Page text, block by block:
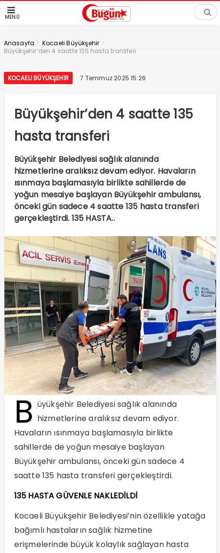
MENÜ
Anasayfa > Kocaeli Büyükşehir >
Büyükşehir’den 4 saatte 135 hasta transferi
KOCAELI BÜYÜKŞEHIR 7 Temmuz 2025 15:26
Büyükşehir’den 4 saatte 135
hasta transferi
Büyükşehir Belediyesi sağlık alanında
hizmetlerine aralıksız devam ediyor. Havaların
ısınmaya başlamasıyla birlikte sahillerde de
yoğun mesaiye başlayan Büyükşehir ambulansı,
önceki gün sadece 4 saatte 135 hasta transferi
gerçekleştirdi. 135 HASTA..
B üyükşehir Belediyesi sağlık alanında
hizmetlerine aralıksız devam ediyor.
Havaların ısınmaya başlamasıyla birlikte
sahillerde de yoğun mesaiye başlayan
Büyükşehir ambulansı, önceki gün sadece 4
saatte 135 hasta transferi gerçekleştirdi.
135 HASTA GÜVENLE NAKLEDİLDİ
Kocaeli Büyükşehir Belediyesi’nin özellikle yatağa
bağımlı hastaların sağlık hizmetine
erişmelerinde büyük kolaylık sağlayan hasta